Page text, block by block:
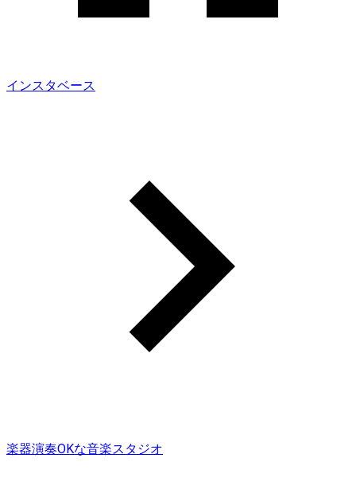
インスタベース
楽器演奏OKな音楽スタジオ